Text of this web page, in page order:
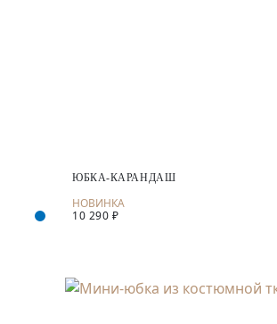
ЮБКА-КАРАНДАШ
10 290 ₽